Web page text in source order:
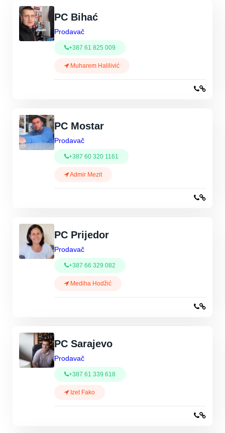
PC Bihać
Prodavač
+387 61 825 009
Muharem Halilivić
PC Mostar
Prodavač
+387 60 320 1161
Admir Mezit
PC Prijedor
Prodavač
+387 66 329 082
Mediha Hodžić
PC Sarajevo
Prodavač
+387 61 339 618
Izet Fako